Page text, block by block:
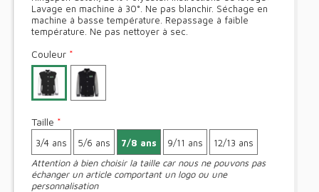
Lavage en machine à 30°. Ne pas blanchir. Séchage en
machine à basse température. Repassage à faible
température. Ne pas nettoyer à sec.
Couleur *
Taille *
3/4 ans 5/6 ans 7/8 ans 9/11 ans
12/13 ans
Attention à bien choisir la taille car nous ne pouvons pas
échanger un article comportant un logo ou une
personnalisation